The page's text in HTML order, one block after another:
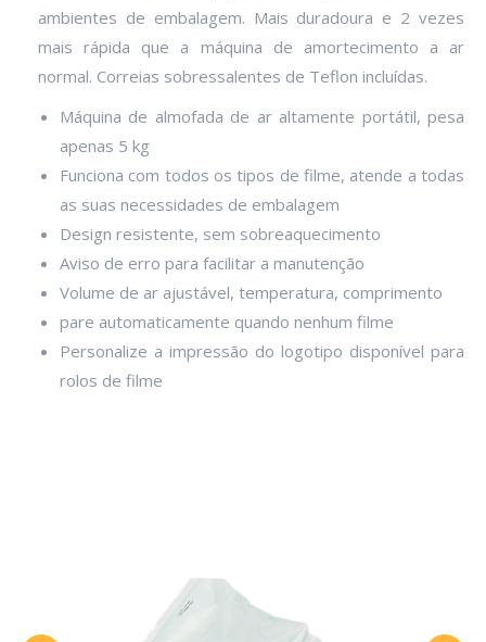
ambientes de embalagem. Mais duradoura e 2 vezes
mais rápida que a máquina de amortecimento a ar
normal. Correias sobressalentes de Teflon incluídas.
Máquina de almofada de ar altamente portátil, pesa
apenas 5 kg
Funciona com todos os tipos de filme, atende a todas
as suas necessidades de embalagem
Design resistente, sem sobreaquecimento
Aviso de erro para facilitar a manutenção
Volume de ar ajustável, temperatura, comprimento
pare automaticamente quando nenhum filme
Personalize a impressão do logotipo disponível para
rolos de filme